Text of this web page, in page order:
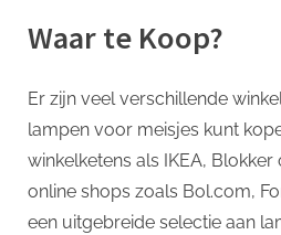
Waar te Koop?
Er zijn veel verschillende
lampen voor meisjes kunt
winkelketens als IKEA,
online shops zoals Bol.com,
een uitgebreide selectie aan